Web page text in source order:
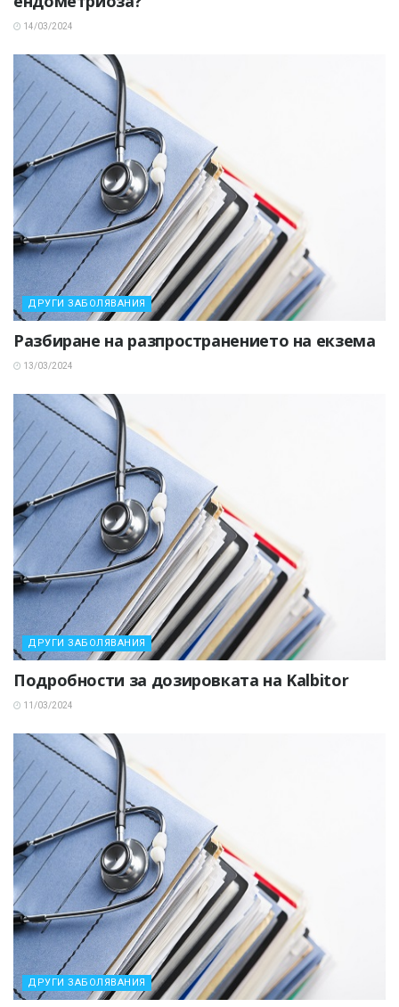
14/03/2024
ДРУГИ ЗАБОЛЯВАНИЯ
Разбиране на разпространението на екзема
13/03/2024
ДРУГИ ЗАБОЛЯВАНИЯ
Подробности за дозировката на Kalbitor
11/03/2024
ДРУГИ ЗАБОЛЯВАНИЯ